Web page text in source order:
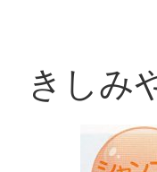
きしみ